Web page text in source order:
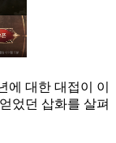
대한 대접이 이
었던 삽화를 살펴